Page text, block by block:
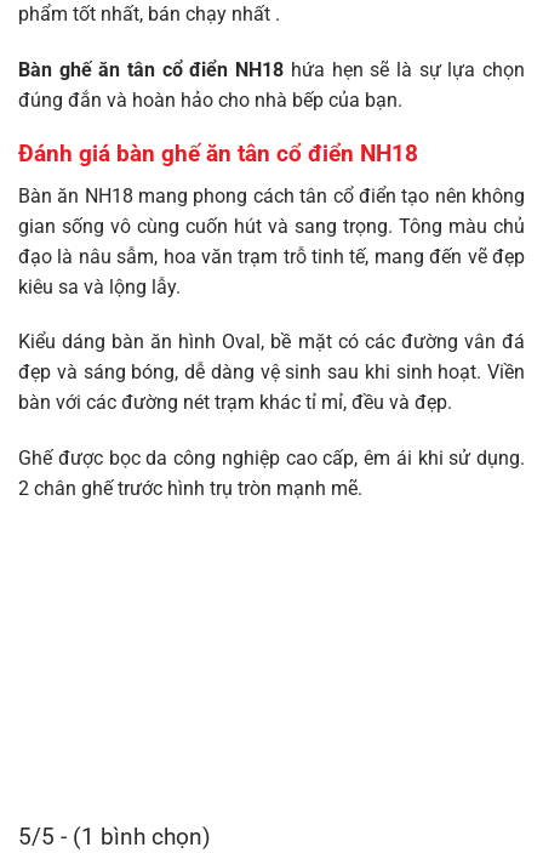
phẩm tốt nhất, bán chạy nhất .
Bàn ghế ăn tân cổ điển NH18 hứa hẹn sẽ là sự lựa chọn
đúng đắn và hoàn hảo cho nhà bếp của bạn.
Đánh giá bàn ghế ăn tân cổ điển NH18
Bàn ăn NH18 mang phong cách tân cổ điển tạo nên không
gian sống vô cùng cuốn hút và sang trọng. Tông màu chủ
đạo là nâu sẫm, hoa văn trạm trỗ tinh tế, mang đến vẽ đẹp
kiêu sa và lộng lẫy.
Kiểu dáng bàn ăn hình Oval, bề mặt có các đường vân đá
đẹp và sáng bóng, dễ dàng vệ sinh sau khi sinh hoạt. Viền
bàn với các đường nét trạm khác tỉ mỉ, đều và đẹp.
Ghế được bọc da công nghiệp cao cấp, êm ái khi sử dụng.
2 chân ghế trước hình trụ tròn mạnh mẽ.
5/5 - (1 bình chọn)